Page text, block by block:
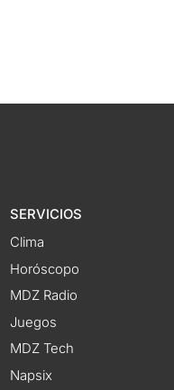
SERVICIOS
Clima
Horóscopo
MDZ Radio
Juegos
MDZ Tech
Napsix